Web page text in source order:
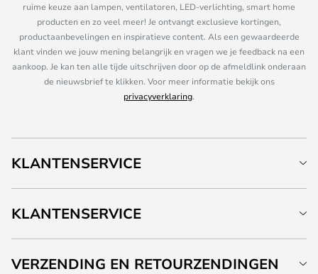
ruime keuze aan lampen, ventilatoren, LED-verlichting, smart home
producten en zo veel meer! Je ontvangt exclusieve kortingen,
productaanbevelingen en inspiratieve content. Als een gewaardeerde
klant vinden we jouw mening belangrijk en vragen we je feedback na een
aankoop. Je kan ten alle tijde uitschrijven door op de afmeldlink onderaan
de nieuwsbrief te klikken. Voor meer informatie bekijk ons
privacyverklaring.
KLANTENSERVICE
KLANTENSERVICE
VERZENDING EN RETOURZENDINGEN